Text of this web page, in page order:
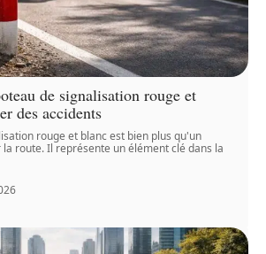
de signalisation rouge et
des accidents
rouge et blanc est bien plus qu'un
route. Il représente un élément clé dans la